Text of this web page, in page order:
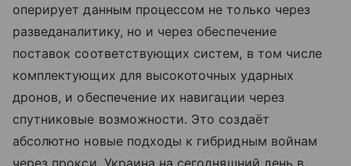
оперирует данным процессом не только через
разведаналитику, но и через обеспечение
поставок соответствующих систем, в том числе
комплектующих для высокоточных ударных
дронов, и обеспечение их навигации через
спутниковые возможности. Это создаёт
абсолютно новые подходы к гибридным войнам
через прокси. Украина на сегодняшний день в